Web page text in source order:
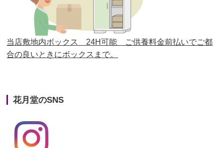
第24回人形供養祭 平成27年11月27日
第23回人形供養祭平成26年12月5日
第22回人形供養祭平成26年4月28日
第20回人形供養祭
第19回人形供養祭
第18回人形供養祭
当店敷地内ボックス 24H可能 ご供養料金前払いでご都
合の良いときにボックスまで。
花月堂のSNS